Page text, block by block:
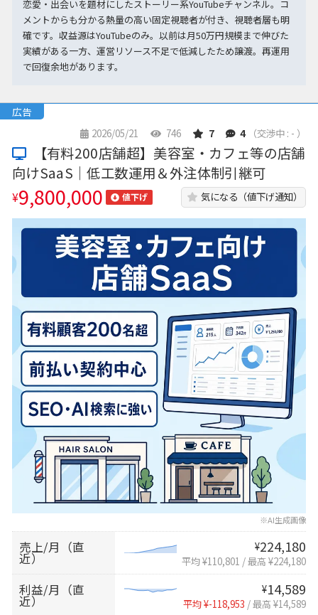
恋愛・出会いを題材にしたストーリー系YouTubeチャンネル。コ
メントからも分かる熱量の高い固定視聴者が付き、視聴者層も明
確です。収益源はYouTubeのみ。以前は月50万円規模まで伸びた
実績がある一方、運営リソース不足で低減したため譲渡。再運用
で回復余地があります。
広告
2026/05/21
746 7 4 （交渉中 : - ）
※AI生成画像
【有料200店舗超】美容室・カフェ等の店舗
向けSaaS｜低工数運用＆外注体制引継可
¥9,800,000 値下げ 気になる（値下げ通知）
売上/月（直
近）
¥224,180
平均 ¥110,801 /最高 ¥224,180
利益/月（直
近）
¥14,589
平均 ¥-118,953 /最高 ¥14,589